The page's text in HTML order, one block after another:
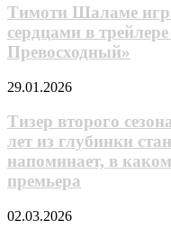
первом
тизере
фильма
по
игре
играет
в
пинг-
понг
женскими
в
трейлере
«Марти
Превосходный»
Тимоти Шаламе
сердцами в
Превосходный»
Тизер
сезона
фэнтези
«Мужчина
средних
лет
глубинки
29.01.2026
Тизер второго
лет из глубинки
напоминает, в каком
премьера
Живая
02.03.2026